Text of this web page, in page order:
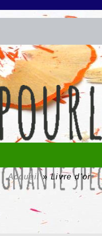
:Accueil»Livre d'or